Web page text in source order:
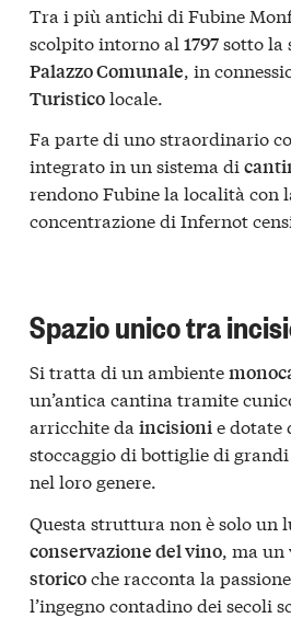
Tra i più antichi di Fubine
scolpito intorno al 1797sotto la
Palazzo Comunale, in
Turisticolocale.
Fa parte di uno straordinario
integrato in un sistema di
rendono Fubine la località con
concentrazione di Infernot
Spazio unico tra
Si tratta di un ambiente
un’antica cantina tramite
arricchite da incisionie dotate
stoccaggio di bottiglie di
nel loro genere.
Questa struttura non è solo un
conservazione del vino, ma un
storicoche racconta la
l’ingegno contadino dei secoli